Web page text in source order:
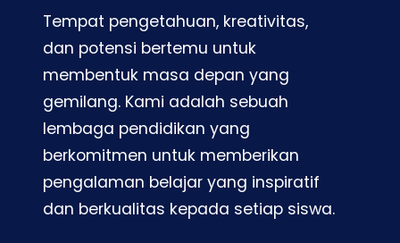
Tempat pengetahuan, kreativitas,
dan potensi bertemu untuk
membentuk masa depan yang
gemilang. Kami adalah sebuah
lembaga pendidikan yang
berkomitmen untuk memberikan
pengalaman belajar yang inspiratif
dan berkualitas kepada setiap siswa.